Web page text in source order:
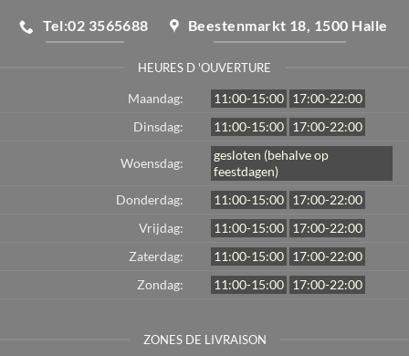
Tel:02 3565688 Beestenmarkt 18, 1500 Halle
HEURES D 'OUVERTURE
Maandag: 11:00-15:00 17:00-22:00
Dinsdag:
11:00-15:00 17:00-22:00
Woensdag:
gesloten (behalve op
feestdagen)
Donderdag:
11:00-15:00 17:00-22:00
Vrijdag:
11:00-15:00 17:00-22:00
Zaterdag:
11:00-15:00 17:00-22:00
Zondag:
11:00-15:00 17:00-22:00
ZONES DE LIVRAISON